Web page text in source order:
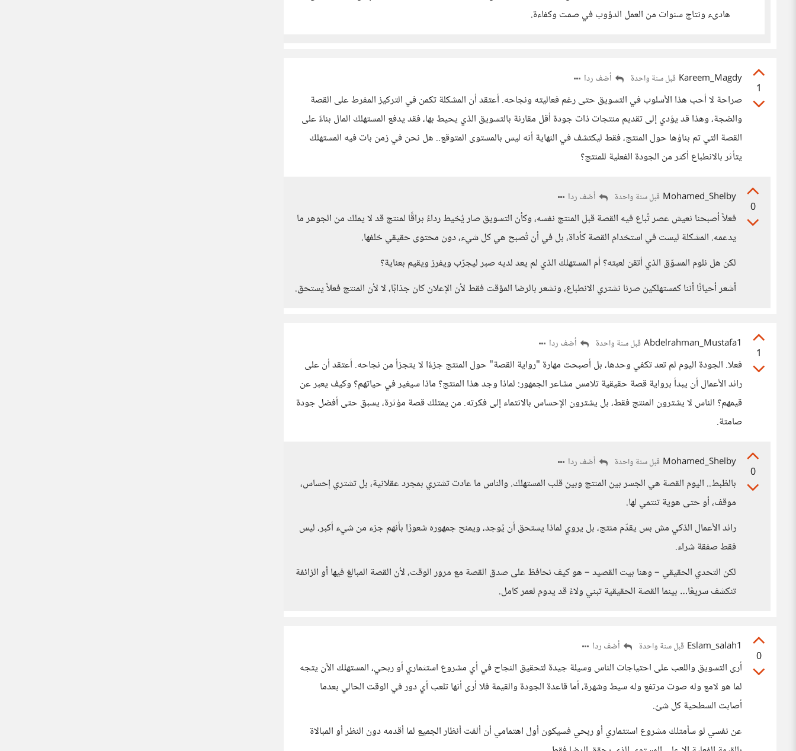
هادىء ونتاج سنوات من العمل الدؤوب في صمت وكفاءة.
1
Kareem_Magdy قبل سنة واحدة أضف ردا
صراحة لا أحب هذا الأسلوب في التسويق حتى رغم فعاليته ونجاحه. أعتقد أن المشكلة تكمن في التركيز المفرط على القصة
والضجة، وهذا قد يؤدي إلى تقديم منتجات ذات جودة أقل مقارنة بالتسويق الذي يحيط بها، فقد يدفع المستهلك المال بناءً على
القصة التي تم بناؤها حول المنتج، فقط ليكتشف في النهاية أنه ليس بالمستوى المتوقع.. هل نحن في زمن بات فيه المستهلك
يتأثر بالانطباع أكثر من الجودة الفعلية للمنتج؟
0
Mohamed_Shelby قبل سنة واحدة أضف ردا
فعلاً أصبحنا نعيش عصر تُباع فيه القصة قبل المنتج نفسه، وكأن التسويق صار يُخيط رداءً براقًا لمنتج قد لا يملك من الجوهر ما
يدعمه. المشكلة ليست في استخدام القصة كأداة، بل في أن تُصبح هي كل شيء، دون محتوى حقيقي خلفها.
لكن هل نلوم المسوّق الذي أتقن لعبته؟ أم المستهلك الذي لم يعد لديه صبر ليجرّب ويفرز ويقيم بعناية؟
أشعر أحيانًا أننا كمستهلكين صرنا نشتري الانطباع، ونشعر بالرضا المؤقت فقط لأن الإعلان كان جذابًا، لا لأن المنتج فعلاً يستحق.
1
Abdelrahman_Mustafa1 قبل سنة واحدة أضف ردا
فعلا. الجودة اليوم لم تعد تكفي وحدها، بل أصبحت مهارة "رواية القصة" حول المنتج جزءًا لا يتجزأ من نجاحه. أعتقد أن على
رائد الأعمال أن يبدأ برواية قصة حقيقية تلامس مشاعر الجمهور: لماذا وجد هذا المنتج؟ ماذا سيغير في حياتهم؟ وكيف يعبر عن
قيمهم؟ الناس لا يشترون المنتج فقط، بل يشترون الإحساس بالانتماء إلى فكرته. من يمتلك قصة مؤثرة، يسبق حتى أفضل جودة
صامتة.
0
Mohamed_Shelby قبل سنة واحدة أضف ردا
بالظبط.. اليوم القصة هي الجسر بين المنتج وبين قلب المستهلك. والناس ما عادت تشتري بمجرد عقلانية، بل تشتري إحساس،
موقف، أو حتى هوية تنتمي لها.
رائد الأعمال الذكي مش بس يقدّم منتج، بل يروي لماذا يستحق أن يُوجد، ويمنح جمهوره شعورًا بأنهم جزء من شيء أكبر، ليس
فقط صفقة شراء.
لكن التحدي الحقيقي – وهنا بيت القصيد – هو كيف نحافظ على صدق القصة مع مرور الوقت، لأن القصة المبالغ فيها أو الزائفة
تنكشف سريعًا… بينما القصة الحقيقية تبني ولاءً قد يدوم لعمر كامل.
0
Eslam_salah1 قبل سنة واحدة أضف ردا
أرى التسويق واللعب على احتياجات الناس وسيلة جيدة لتحقيق النجاح في أي مشروع استثماري أو ربحي، المستهلك الآن يتجه
لما هو لامع وله صوت مرتفع وله سيط وشهرة، أما قاعدة الجودة والقيمة فلا أرى أنها تلعب أي دور في الوقت الحالي بعدما
أصابت السطحية كل شئ.
عن نفسي لو سأمتلك مشروع استثماري أو ربحي فسيكون أول اهتمامي أن ألفت أنظار الجميع لما أقدمه دون النظر أو المبالاة